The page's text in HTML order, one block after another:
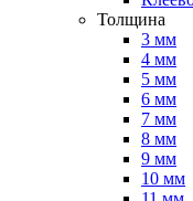
Толщина
3 мм
4 мм
5 мм
6 мм
7 мм
8 мм
9 мм
10 мм